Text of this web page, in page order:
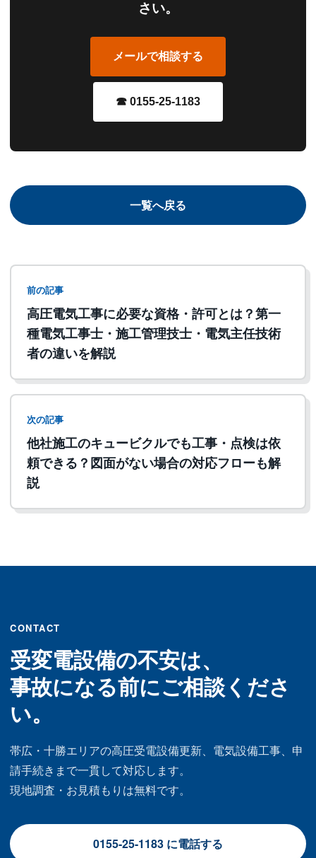
さい。
メールで相談する
☎ 0155-25-1183
一覧へ戻る
前の記事
高圧電気工事に必要な資格・許可とは？第一
種電気工事士・施工管理技士・電気主任技術
者の違いを解説
次の記事
他社施工のキュービクルでも工事・点検は依
頼できる？図面がない場合の対応フローも解
説
CONTACT
受変電設備の不安は、
事故になる前にご相談くださ
い。
帯広・十勝エリアの高圧受電設備更新、電気設備工事、申
請手続きまで一貫して対応します。
現地調査・お見積もりは無料です。
0155-25-1183 に電話する